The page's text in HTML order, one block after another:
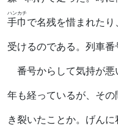
手巾
ハンカチ
で名残を惜まれたり
受けるのである。列車番
番号からして気持が悪
年も経っているが、そ
き裂いたことか。げん